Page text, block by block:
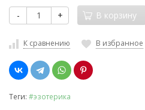
- + В корзину
К сравнению В избранное
Теги: #эзотерика